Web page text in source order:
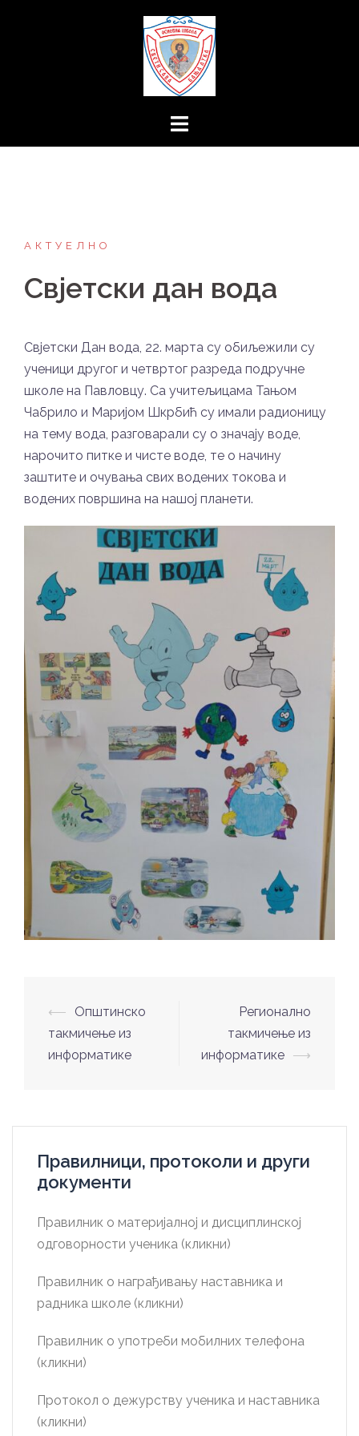
АКТУЕЛНО
Свјетски дан вода
Свјетски Дан вода, 22. марта су обиљежили су
ученици другог и четвртог разреда подручне
школе на Павловцу. Са учитељицама Тањом
Чабрило и Маријом Шкрбић су имали радионицу
на тему вода, разговарали су о значају воде,
нарочито питке и чисте воде, те о начину
заштите и очувања свих водених токова и
водених површина на нашој планети.
Post
navigation
⟵
Општинско
такмичење из
информатике
Регионално
такмичење из
информатике ⟶
Правилници, протоколи и други
документи
Правилник о материјалној и дисциплинској
одговорности ученика (кликни)
Правилник о награђивању наставника и
радника школе (кликни)
Правилник о употреби мобилних телефона
(кликни)
Протокол о дежурству ученика и наставника
(кликни)